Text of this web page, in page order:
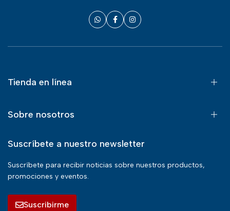
Tienda en línea
Sobre nosotros
Suscríbete a nuestro newsletter
Suscríbete para recibir noticias sobre nuestros productos,
promociones y eventos.
Suscribirme